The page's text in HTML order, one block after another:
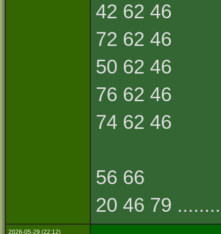
42 62 46
72 62 46
50 62 46
76 62 46
74 62 46
56 66
20 46 79
2026-05-29 (22:12)